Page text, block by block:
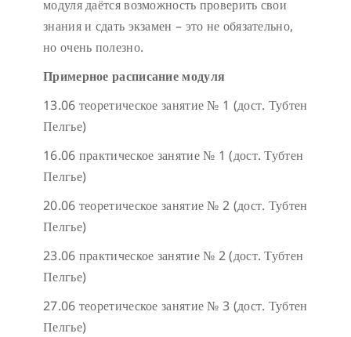
модуля даётся возможность проверить свои
знания и сдать экзамен – это не обязательно,
но очень полезно.
Примерное расписание модуля
13.06 теоретическое занятие № 1 (дост. Тубтен
Пелгье)
16.06 практическое занятие № 1 (дост. Тубтен
Пелгье)
20.06 теоретическое занятие № 2 (дост. Тубтен
Пелгье)
23.06 практическое занятие № 2 (дост. Тубтен
Пелгье)
27.06 теоретическое занятие № 3 (дост. Тубтен
Пелгье)